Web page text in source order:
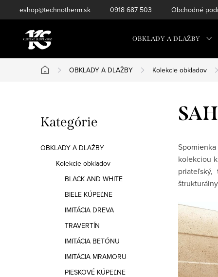
na
eshop@technotherm.sk 0918 687 503 Obchodné
OBKLADY A DLAŽBY
Domov
OBKLADY A DLAŽBY Kolekcie obkladov
o
č
Preskočiť
kategórie
Kategórie
OBKLADY A DLAŽBY
Kolekcie obkladov
BLACK AND WHITE
BIELE KÚPEĽNE
IMITÁCIA DREVA
TRAVERTÍN
IMITÁCIA BETÓNU
IMITÁCIA MRAMORU
PIESKOVÉ KÚPEĽNE
kolekciou
priateľský,